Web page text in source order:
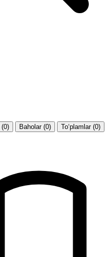
(0) Baholar (0) To‘plamlar (0)